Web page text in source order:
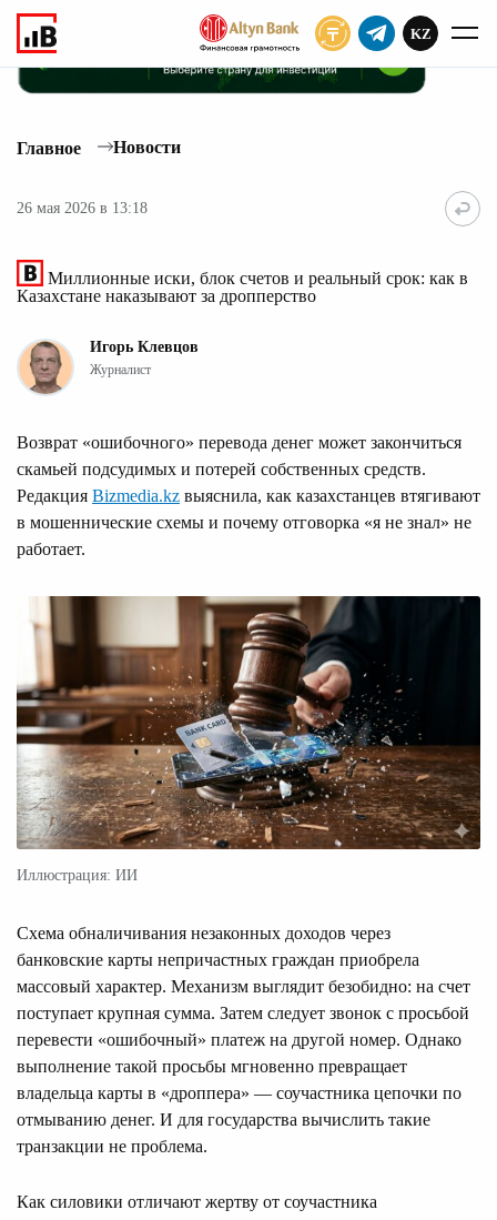
KZ
Главное Новости
26 мая 2026 в 13:18
Миллионные иски, блок счетов и реальный срок: как в
Казахстане наказывают за дропперство
Игорь Клевцов
Журналист
Возврат «ошибочного» перевода денег может закончиться
скамьей подсудимых и потерей собственных средств.
Редакция Bizmedia.kz выяснила, как казахстанцев втягивают
в мошеннические схемы и почему отговорка «я не знал» не
работает.
Иллюстрация: ИИ
Схема обналичивания незаконных доходов через
банковские карты непричастных граждан приобрела
массовый характер. Механизм выглядит безобидно: на счет
поступает крупная сумма. Затем следует звонок с просьбой
перевести «ошибочный» платеж на другой номер. Однако
выполнение такой просьбы мгновенно превращает
владельца карты в «дроппера» — соучастника цепочки по
отмыванию денег. И для государства вычислить такие
транзакции не проблема.
Как силовики отличают жертву от соучастника